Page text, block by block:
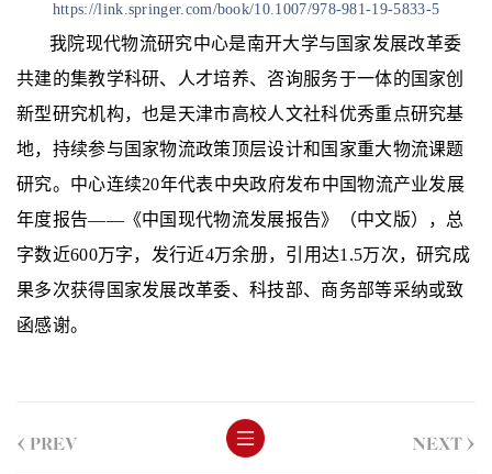
https://link.springer.com/book/10.1007/978-981-19-5833-5
我院现代物流研究中心是南开大学与国家发展改革委
共建的集教学科研、人才培养、咨询服务于一体的国家创
新型研究机构，也是天津市高校人文社科优秀重点研究基
地，持续参与国家物流政策顶层设计和国家重大物流课题
研究。中心连续20年代表中央政府发布中国物流产业发展
年度报告——《中国现代物流发展报告》（中文版），总
字数近600万字，发行近4万余册，引用达1.5万次，研究成
果多次获得国家发展改革委、科技部、商务部等采纳或致
函感谢。
< PREV NEXT >